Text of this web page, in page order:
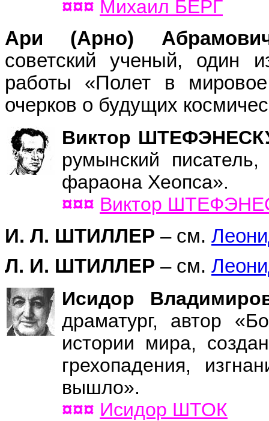
¤¤¤ Михаил БЕРГ
Ари (Арно)
советский ученый, один
работы «Полет в мировое
очерков о будущих
Виктор
румынский
фараона Хеопса».
¤¤¤ Виктор
И. Л. ШТИЛЛЕР – см.
Л. И. ШТИЛЛЕР – см.
Исидор
драматург, автор
истории мира,
грехопадения,
вышло».
¤¤¤ Исидор ШТОК